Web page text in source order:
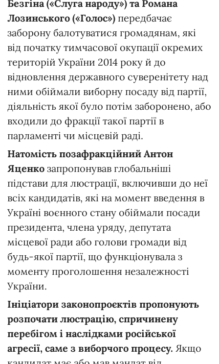
Безгіна («Слуга народу») та Романа
Лозинського («Голос») передбачає
заборону балотуватися громадянам, які
від початку тимчасової окупації окремих
територій України 2014 року й до
відновлення державного суверенітету над
ними обіймали виборну посаду від партії,
діяльність якої було потім заборонено, або
входили до фракції такої партії в
парламенті чи місцевій раді.
Натомість позафракційний Антон
Яценко запропонував глобальніші
підстави для люстрації, включивши до неї
всіх кандидатів, які на момент введення в
Україні воєнного стану обіймали посади
президента, члена уряду, депутата
місцевої ради або голови громади від
будь-якої партії, що функціонувала з
моменту проголошення незалежності
України.
Ініціатори законопроєктів пропонують
розпочати люстрацію, спричинену
перебігом і наслідками російської
агресії, саме з виборчого процесу. Якщо